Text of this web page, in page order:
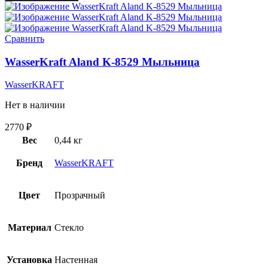
Сравнить
WasserKraft Aland K-8529 Мыльница
WasserKRAFT
Нет в наличии
2770 ₽
Вес
0,44 кг
Бренд WasserKRAFT
Цвет Прозрачный
Материал Стекло
Установка Настенная